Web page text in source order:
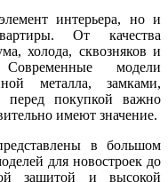
интерьера, но и
От качества
холода, сквозняков и
Современные модели
металла, замками,
перед покупкой важно
имеют значение.
в большом
для новостроек до
защитой и высокой